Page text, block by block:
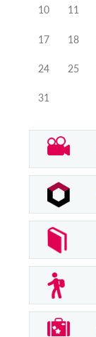
10 11
17 18
24 25
31